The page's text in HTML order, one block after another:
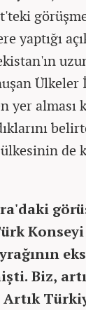
yaptığı
yer alması
de
Biz,